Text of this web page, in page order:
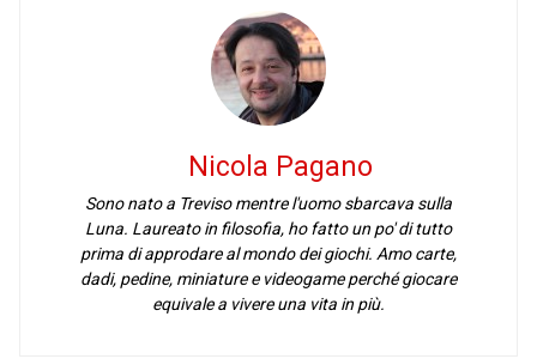
Nicola Pagano
Sono nato a Treviso mentre l'uomo sbarcava sulla
Luna. Laureato in filosofia, ho fatto un po' di tutto
prima di approdare al mondo dei giochi. Amo carte,
dadi, pedine, miniature e videogame perché giocare
equivale a vivere una vita in più.